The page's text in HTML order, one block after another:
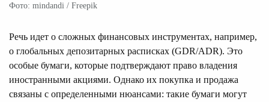
Фото: mindandi / Freepik
Речь идет о сложных финансовых инструментах, например,
о глобальных депозитарных расписках (GDR/ADR). Это
особые бумаги, которые подтверждают право владения
иностранными акциями. Однако их покупка и продажа
связаны с определенными нюансами: такие бумаги могут